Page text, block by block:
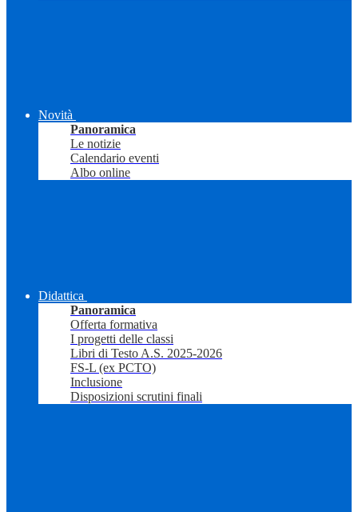
Novità
Panoramica
Le notizie
Calendario eventi
Albo online
Didattica
Panoramica
Offerta formativa
I progetti delle classi
Libri di Testo A.S. 2025-2026
FS-L (ex PCTO)
Inclusione
Disposizioni scrutini finali